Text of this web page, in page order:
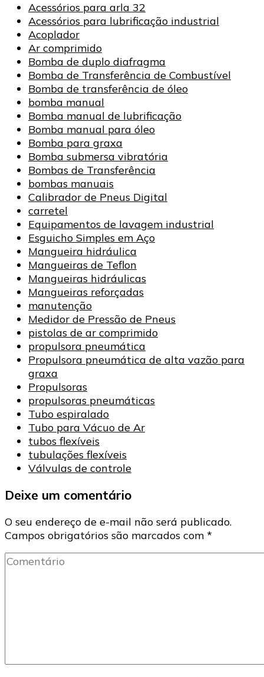
Acessórios para arla 32
Acessórios para lubrificação industrial
Acoplador
Ar comprimido
Bomba de duplo diafragma
Bomba de Transferência de Combustível
Bomba de transferência de óleo
bomba manual
Bomba manual de lubrificação
Bomba manual para óleo
Bomba para graxa
Bomba submersa vibratória
Bombas de Transferência
bombas manuais
Calibrador de Pneus Digital
carretel
Equipamentos de lavagem industrial
Esguicho Simples em Aço
Mangueira hidráulica
Mangueiras de Teflon
Mangueiras hidráulicas
Mangueiras reforçadas
manutenção
Medidor de Pressão de Pneus
pistolas de ar comprimido
propulsora pneumática
Propulsora pneumática de alta vazão para
graxa
Propulsoras
propulsoras pneumáticas
Tubo espiralado
Tubo para Vácuo de Ar
tubos flexíveis
tubulações flexíveis
Válvulas de controle
Deixe um comentário
O seu endereço de e-mail não será publicado.
Campos obrigatórios são marcados com *
Comentário